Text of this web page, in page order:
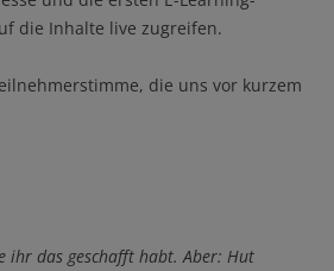
die Inhalte live zugreifen.
die uns vor kurzem
ihr das geschafft habt. Aber: Hut